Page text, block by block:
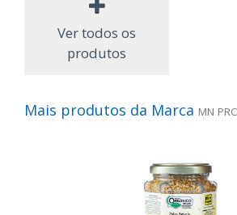
Ver todos os
produtos
Mais produtos da Marca MN